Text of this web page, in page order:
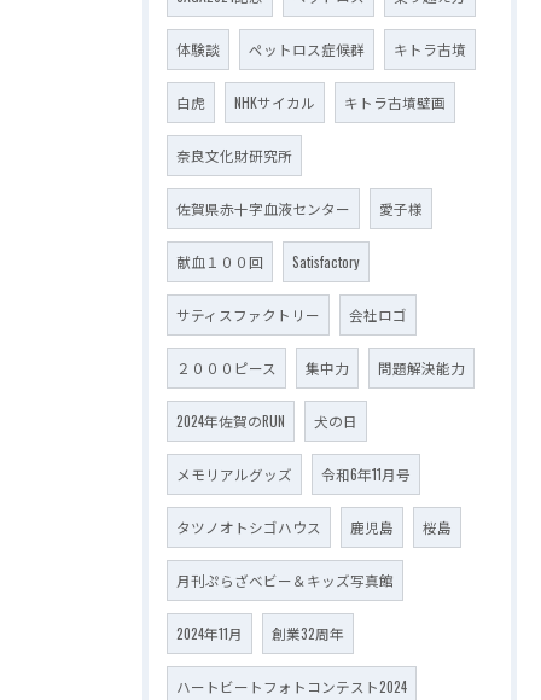
体験談 ペットロス症候群 キトラ古墳
白虎 NHKサイカル キトラ古墳壁画
奈良文化財研究所
佐賀県赤十字血液センター 愛子様
献血１００回 Satisfactory
サティスファクトリー 会社ロゴ
２０００ピース 集中力 問題解決能力
2024年佐賀のRUN 犬の日
メモリアルグッズ 令和6年11月号
タツノオトシゴハウス 鹿児島 桜島
月刊ぷらざベビー＆キッズ写真館
2024年11月 創業32周年
ハートビートフォトコンテスト2024